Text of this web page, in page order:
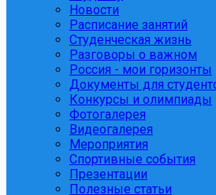
Новости
Расписание занятий
Студенческая жизнь
Разговоры о важном
Россия - мои горизонты
Документы для
Конкурсы и олимпиады
Фотогалерея
Видеогалерея
Мероприятия
Спортивные события
Презентации
Полезные статьи